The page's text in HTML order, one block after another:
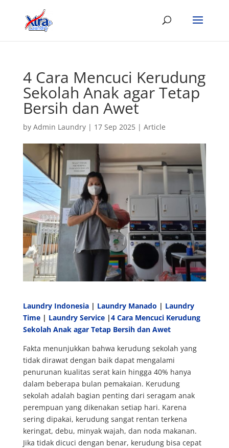
4 Cara Mencuci Kerudung
Sekolah Anak agar Tetap
Bersih dan Awet
by Admin Laundry| 17 Sep 2025| Article
Laundry Indonesia| Laundry Manado | Laundry
Time| Laundry Service|4 Cara Mencuci Kerudung
Sekolah Anak agar Tetap Bersih dan Awet
Fakta menunjukkan bahwa kerudung sekolah yang
tidak dirawat dengan baik dapat mengalami
penurunan kualitas serat kain hingga 40% hanya
dalam beberapa bulan pemakaian. Kerudung
sekolah adalah bagian penting dari seragam anak
perempuan yang dikenakan setiap hari. Karena
sering dipakai, kerudung sangat rentan terkena
keringat, debu, minyak wajah, dan noda makanan.
Jika tidak dicuci dengan benar, kerudung bisa cepat